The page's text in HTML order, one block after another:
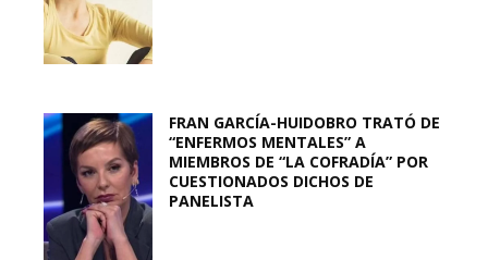
FRAN GARCÍA-HUIDOBRO TRATÓ DE
“ENFERMOS MENTALES” A
MIEMBROS DE “LA COFRADÍA” POR
CUESTIONADOS DICHOS DE
PANELISTA